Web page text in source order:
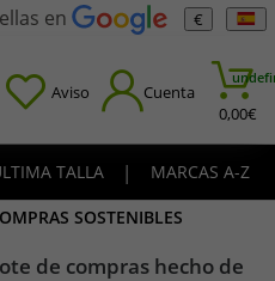
en €
Aviso Cuenta
0,00€
TALLA |
MARCAS A-Z
SOSTENIBLES
de compras hecho de